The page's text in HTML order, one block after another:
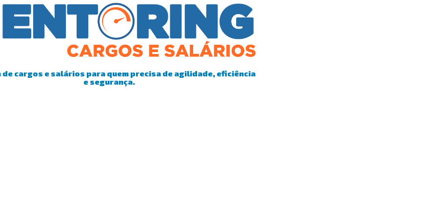
de cargos e salários para quem precisa de agilidade, eficiência
e segurança.